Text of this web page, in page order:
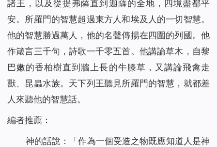
諸王，以及從提弗薩直到迦薩的全地，四境盡都平
安。所羅門的智慧超過東方人和埃及人的一切智慧。
他的智慧勝過萬人，他的名聲傳揚在四圍的列國。他
作箴言三千句，詩歌一千零五首。他講論草木，自黎
巴嫩的香柏樹直到牆上長的牛膝草，又講論飛禽走
獸、昆蟲水族。天下列王聽見所羅門的智慧，就都差
人來聽他的智慧話。
編者推薦：
神的話說：
「作為一個受造之物既應知道人是神